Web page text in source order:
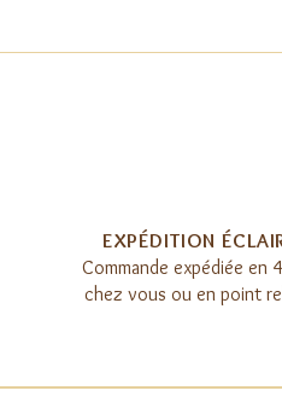
EXPÉDITION
Commande expédiée en
chez vous ou en point